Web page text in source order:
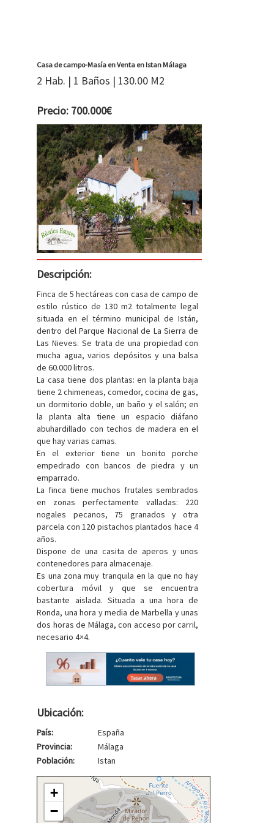
Casa de campo-Masía en Venta en Istan Málaga
2 Hab. | 1 Baños | 130.00 M2
Precio: 700.000€
Descripción:
Finca de 5 hectáreas con casa de campo de
estilo rústico de 130 m2 totalmente legal
situada en el término municipal de Istán,
dentro del Parque Nacional de La Sierra de
Las Nieves. Se trata de una propiedad con
mucha agua, varios depósitos y una balsa
de 60.000 litros.
La casa tiene dos plantas: en la planta baja
tiene 2 chimeneas, comedor, cocina de gas,
un dormitorio doble, un baño y el salón; en
la planta alta tiene un espacio diáfano
abuhardillado con techos de madera en el
que hay varias camas.
En el exterior tiene un bonito porche
empedrado con bancos de piedra y un
emparrado.
La finca tiene muchos frutales sembrados
en zonas perfectamente valladas: 220
nogales pecanos, 75 granados y otra
parcela con 120 pistachos plantados hace 4
años.
Dispone de una casita de aperos y unos
contenedores para almacenaje.
Es una zona muy tranquila en la que no hay
cobertura móvil y que se encuentra
bastante aislada. Situada a una hora de
Ronda, una hora y media de Marbella y unas
dos horas de Málaga, con acceso por carril,
necesario 4×4.
Ubicación:
País:
España
Provincia:
Málaga
Población:
Istan
+
−